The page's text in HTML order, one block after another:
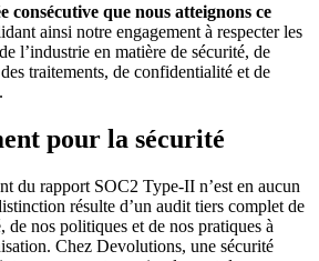
consécutive que nous atteignons ce
ainsi notre engagement à respecter les
l’industrie en matière de sécurité, de
traitements, de confidentialité et de
pour la sécurité
du rapport SOC2 Type-II n’est en aucun
résulte d’un audit tiers complet de
de nos politiques et de nos pratiques à
Chez Devolutions, une sécurité